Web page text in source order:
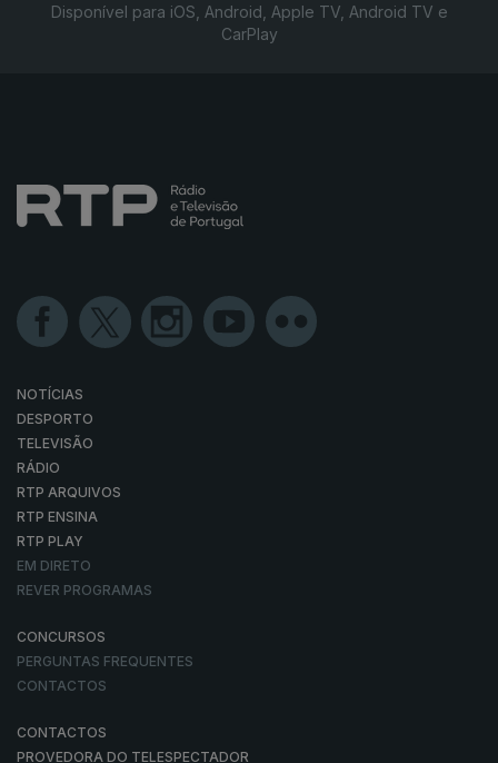
Disponível para iOS, Android, Apple TV, Android TV e
CarPlay
NOTÍCIAS
DESPORTO
TELEVISÃO
RÁDIO
RTP ARQUIVOS
RTP ENSINA
RTP PLAY
EM DIRETO
REVER PROGRAMAS
CONCURSOS
PERGUNTAS FREQUENTES
CONTACTOS
CONTACTOS
PROVEDORA DO TELESPECTADOR